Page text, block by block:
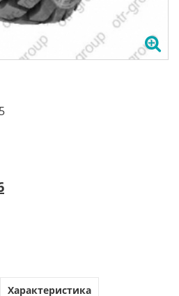
Характеристика